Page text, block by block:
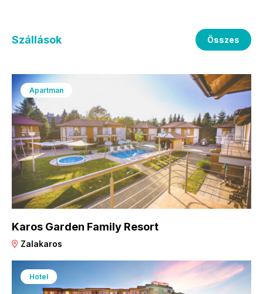
Szállások Összes
Apartman
Karos Garden Family Resort
Zalakaros
Hotel